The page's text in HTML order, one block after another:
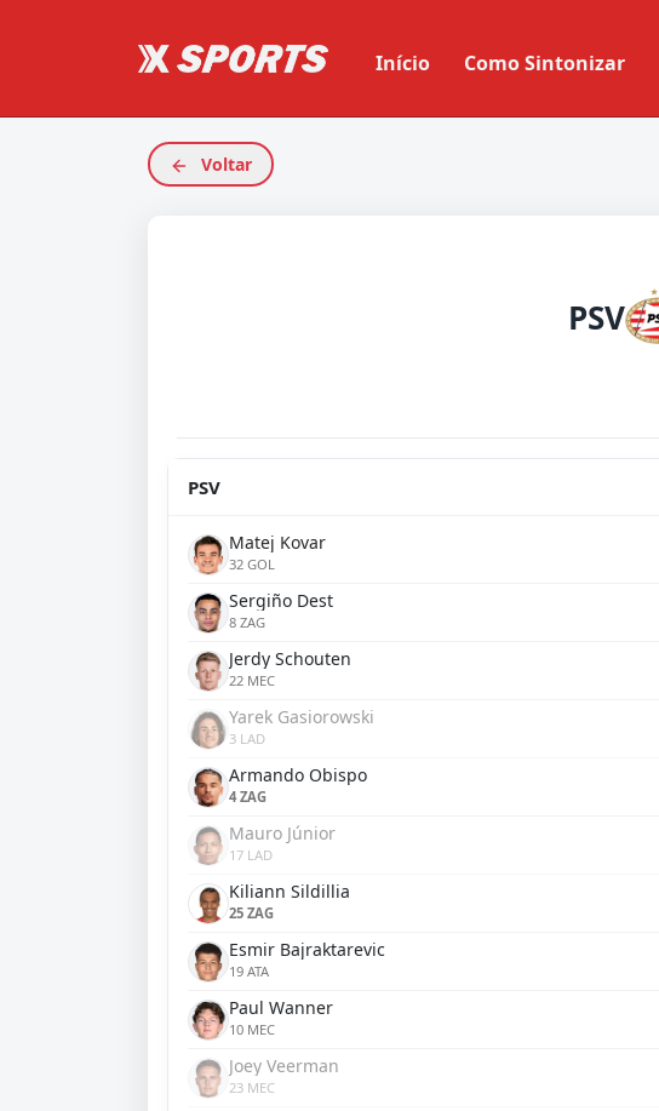
Início Como Sintonizar
Voltar
PSV
PSV
Matej Kovar
32 GOL
Sergiño Dest
8 ZAG
Jerdy Schouten
22 MEC
Yarek Gasiorowski
3 LAD
Armando Obispo
4 ZAG
Mauro Júnior
17 LAD
Kiliann Sildillia
25 ZAG
Esmir Bajraktarevic
19 ATA
Paul Wanner
10 MEC
Joey Veerman
23 MEC